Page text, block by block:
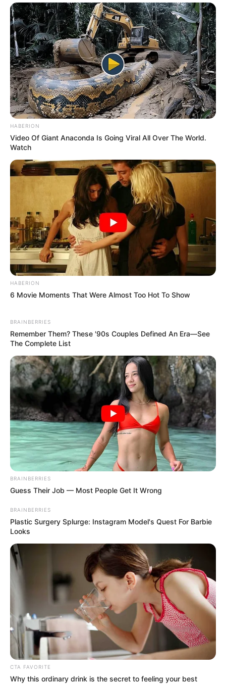
TAGS
ΣΕΤΑ
HABERION
Video Of Giant Anaconda Is Going Viral All Over The World.
Watch
HABERION
6 Movie Moments That Were Almost Too Hot To Show
BRAINBERRIES
Remember Them? These '90s Couples Defined An Era—See
The Complete List
BRAINBERRIES
Guess Their Job — Most People Get It Wrong
BRAINBERRIES
Plastic Surgery Splurge: Instagram Model's Quest For Barbie
Looks
CTA FAVORITE
Why this ordinary drink is the secret to feeling your best